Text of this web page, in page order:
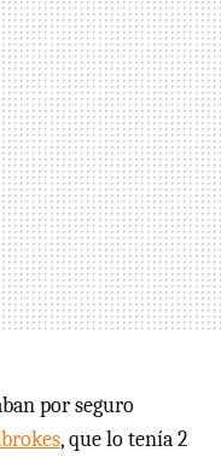
por seguro
, que lo tenía 2